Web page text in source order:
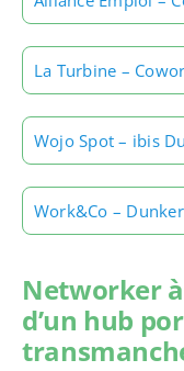
La Turbine –
Wojo Spot – ibis
Work&Co –
Networker
d’un hub